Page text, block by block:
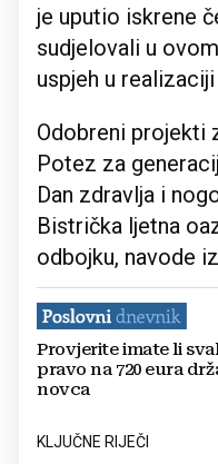
je uputio iskrene
sudjelovali u
uspjeh u
Odobreni projekti
Potez za
Dan zdravlja i
Bistrička ljetna
odbojku, navode iz
Provjerite imate li
pravo na 720 eura
novca
KLJUČNE RIJEČI